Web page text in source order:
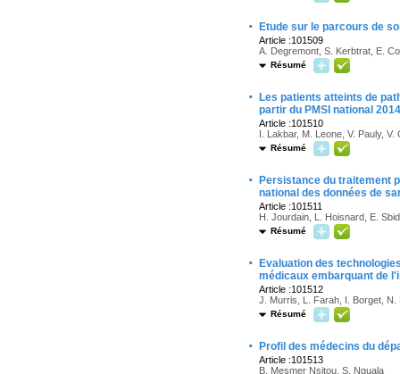
· Etude sur le parcours de
Article :101509
A. Degremont, S. Kerbtrat, E.
Résumé
·
Les patients atteints de
partir du PMSI national
Article :101510
I. Lakbar, M. Leone, V. Pauly,
Résumé
·
Persistance du traitement
national des données de
Article :101511
H. Jourdain, L. Hoisnard, E.
Résumé
·
Evaluation des
médicaux embarquant de
Article :101512
J. Murris, L. Farah, I. Borget, N.
Résumé
· Profil des médecins du
Article :101513
B. Mesmer Nsitou, S. Nguala